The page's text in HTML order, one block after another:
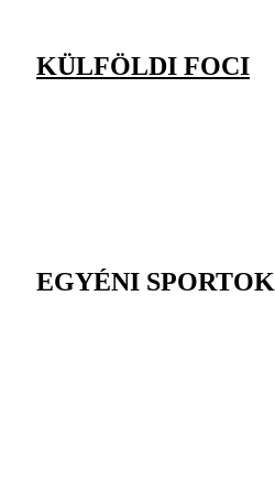
KÜLFÖLDI FOCI
EGYÉNI SPORTOK